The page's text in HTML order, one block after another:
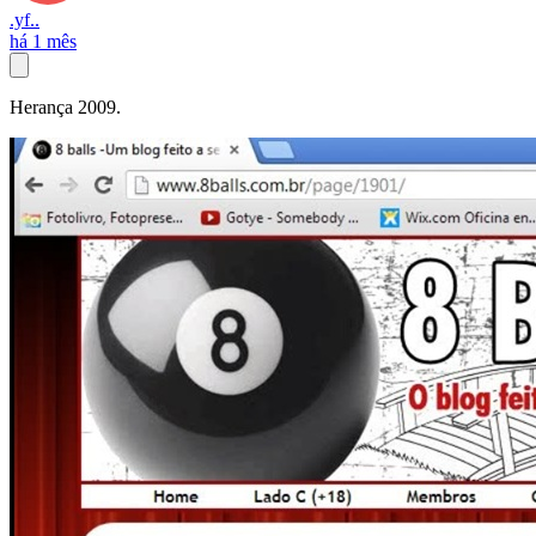
.yf..
há 1 mês
Herança 2009.